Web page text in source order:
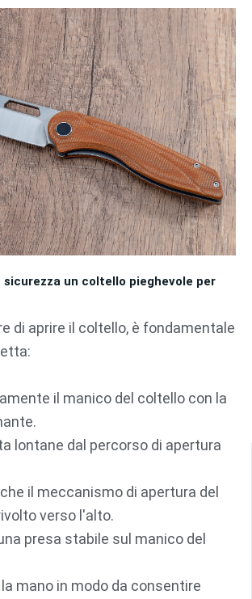
sicurezza un coltello pieghevole per
di aprire il coltello, è fondamentale
il manico del coltello con la
lontane dal percorso di apertura
il meccanismo di apertura del
verso l'alto.
presa stabile sul manico del
mano in modo da consentire